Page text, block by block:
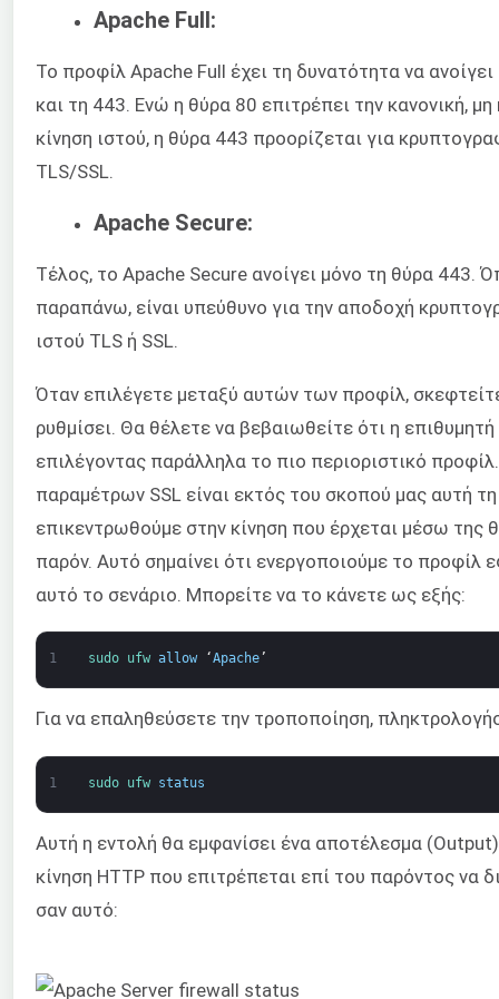
Apache Full:
Το προφίλ Apache Full έχει τη δυνατότητα να
και τη 443. Ενώ η θύρα 80 επιτρέπει την κανονική,
κίνηση ιστού, η θύρα 443 προορίζεται για
TLS/SSL.
Apache Secure:
Τέλος, το Apache Secure ανοίγει μόνο τη θύρα 443.
παραπάνω, είναι υπεύθυνο για την αποδοχή
ιστού TLS ή SSL.
Όταν επιλέγετε μεταξύ αυτών των προφίλ,
ρυθμίσει. Θα θέλετε να βεβαιωθείτε ότι η επιθυμητή
επιλέγοντας παράλληλα το πιο περιοριστικό
παραμέτρων SSL είναι εκτός του σκοπού μας αυτή
επικεντρωθούμε στην κίνηση που έρχεται μέσω της
παρόν. Αυτό σημαίνει ότι ενεργοποιούμε το προφίλ
αυτό το σενάριο. Μπορείτε να το κάνετε ως εξής:
1 sudo ufw allow ‘Apache’
Για να επαληθεύσετε την τροποποίηση,
1 sudo ufw status
Αυτή η εντολή θα εμφανίσει ένα αποτέλεσμα
κίνηση HTTP που επιτρέπεται επί του παρόντος να
σαν αυτό: